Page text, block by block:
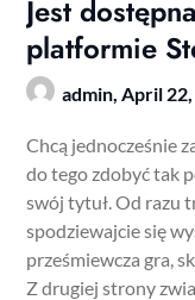
Jest
platformie
admin, April
Chcą jednocześnie
do tego zdobyć tak
swój tytuł. Od razu
spodziewajcie się
prześmiewcza gra,
Z drugiej strony